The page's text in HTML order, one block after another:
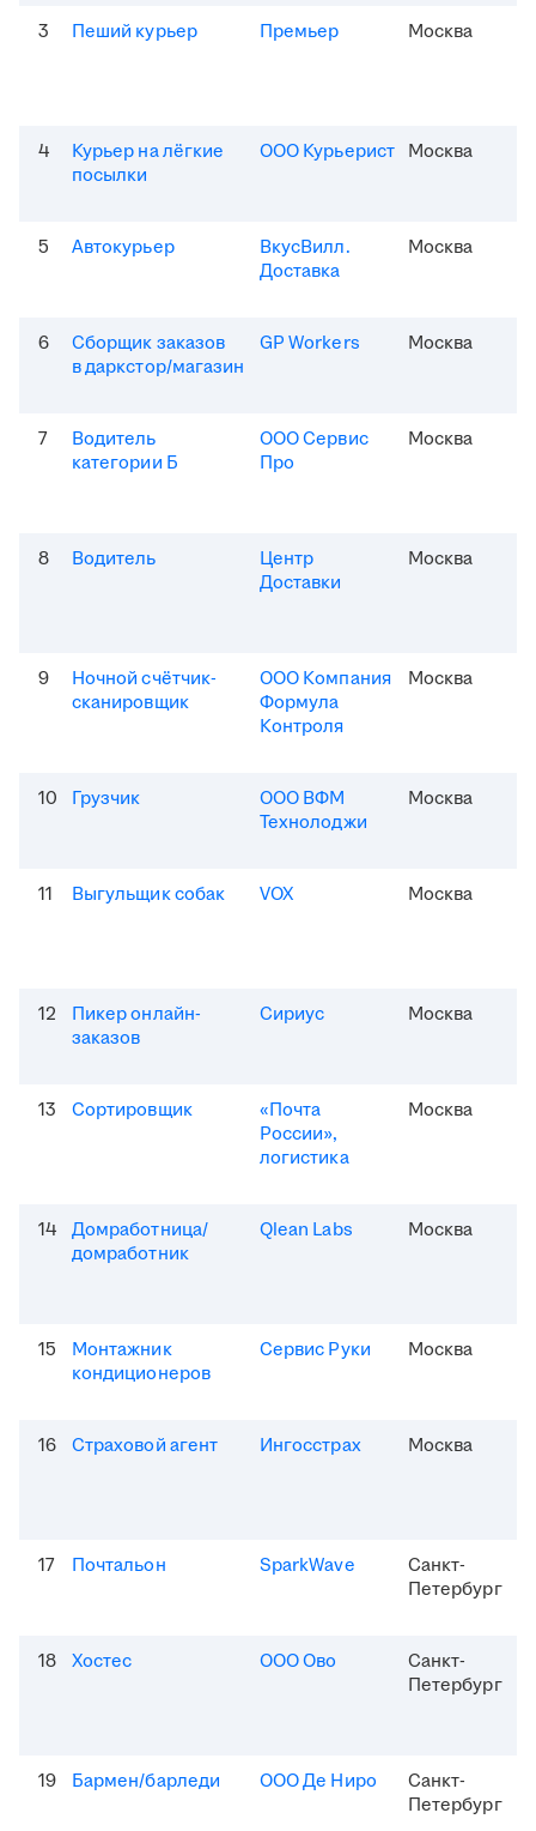
3 Пеший курьер Премьер Москва
4
Курьер на лёгкие
посылки
ООО Курьерист Москва
5 Автокурьер
ВкусВилл.
Доставка
Москва
6
Сборщик заказов
в даркстор/магазин
GP Workers Москва
7
Водитель
категории Б
ООО Сервис
Про
Москва
8 Водитель
Центр
Доставки
Москва
9
Ночной счётчик-
сканировщик
ООО Компания
Формула
Контроля
Москва
10 Грузчик
ООО ВФМ
Технолоджи
Москва
11 Выгульщик собак VOX Москва
12
Пикер онлайн-
заказов
Сириус Москва
13 Сортировщик
«Почта
России»,
логистика
Москва
14
Домработница/
домработник
Qlean Labs Москва
15
Монтажник
кондиционеров
Сервис Руки Москва
16 Страховой агент Ингосстрах Москва
17 Почтальон SparkWave
Санкт-
Петербург
18 Хостес ООО Ово
Санкт-
Петербург
19 Бармен/барледи ООО Де Ниро
Санкт-
Петербург